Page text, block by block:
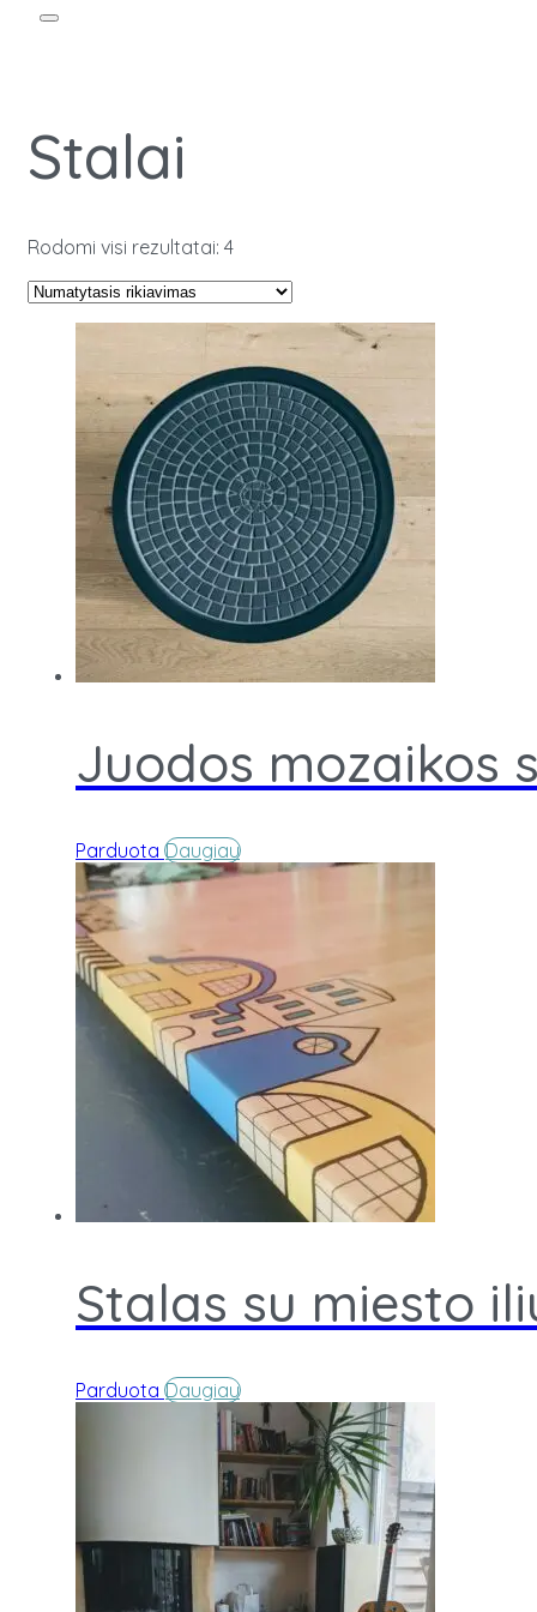
Stalai
Rodomi visi rezultatai: 4
Juodos mozaikos
Parduota Daugiau
Stalas su miesto
Parduota Daugiau